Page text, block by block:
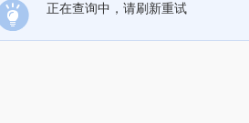
正在查询中，请刷新重试